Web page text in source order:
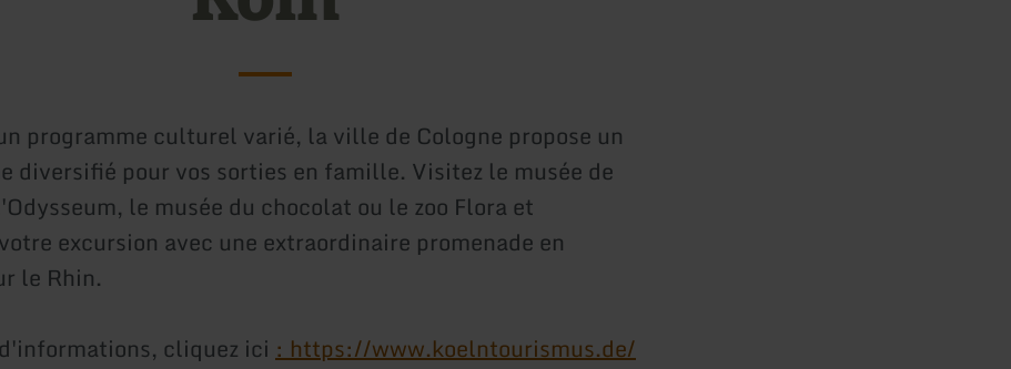
programme culturel varié, la ville de Cologne propose un
diversifié pour vos sorties en famille. Visitez le musée de
le musée du chocolat ou le zoo Flora et
excursion avec une extraordinaire promenade en
le Rhin.
cliquez ici : https://www.koelntourismus.de/